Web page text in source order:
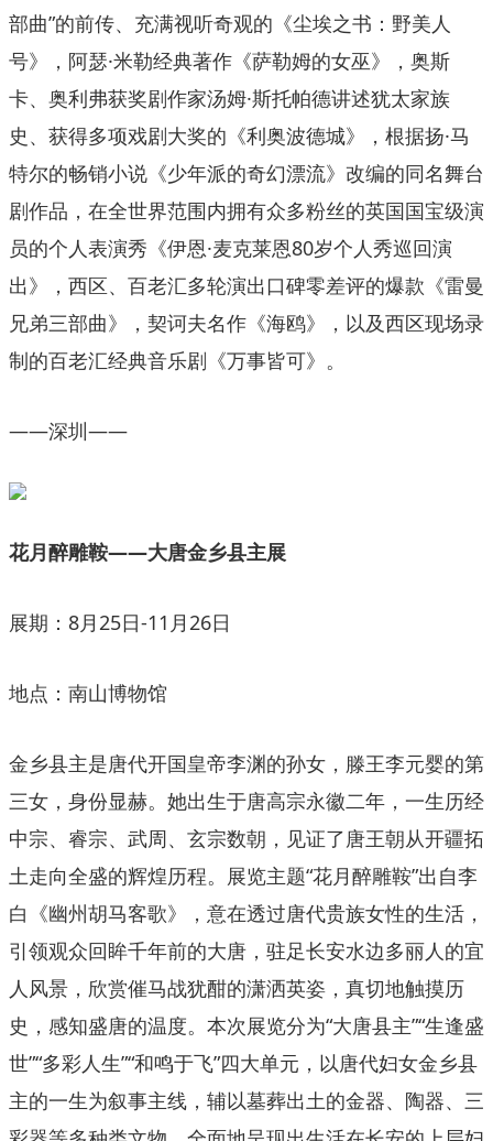
部曲”的前传、充满视听奇观的《尘埃之书：野美人
号》，阿瑟·米勒经典著作《萨勒姆的女巫》，奥斯
卡、奥利弗获奖剧作家汤姆·斯托帕德讲述犹太家族
史、获得多项戏剧大奖的《利奥波德城》，根据扬·马
特尔的畅销小说《少年派的奇幻漂流》改编的同名舞台
剧作品，在全世界范围内拥有众多粉丝的英国国宝级演
员的个人表演秀《伊恩·麦克莱恩80岁个人秀巡回演
出》，西区、百老汇多轮演出口碑零差评的爆款《雷曼
兄弟三部曲》，契诃夫名作《海鸥》，以及西区现场录
制的百老汇经典音乐剧《万事皆可》。
——深圳——
花月醉雕鞍——大唐金乡县主展
展期：8月25日-11月26日
地点：南山博物馆
金乡县主是唐代开国皇帝李渊的孙女，滕王李元婴的第
三女，身份显赫。她出生于唐高宗永徽二年，一生历经
中宗、睿宗、武周、玄宗数朝，见证了唐王朝从开疆拓
土走向全盛的辉煌历程。展览主题“花月醉雕鞍”出自李
白《幽州胡马客歌》，意在透过唐代贵族女性的生活，
引领观众回眸千年前的大唐，驻足长安水边多丽人的宜
人风景，欣赏催马战犹酣的潇洒英姿，真切地触摸历
史，感知盛唐的温度。本次展览分为“大唐县主”“生逢盛
世”“多彩人生”“和鸣于飞”四大单元，以唐代妇女金乡县
主的一生为叙事主线，辅以墓葬出土的金器、陶器、三